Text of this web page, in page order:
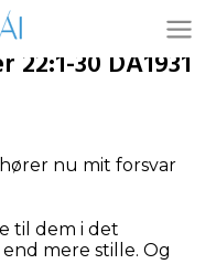
30 DA1931
nu mit forsvar
til dem i det
mere stille. Og